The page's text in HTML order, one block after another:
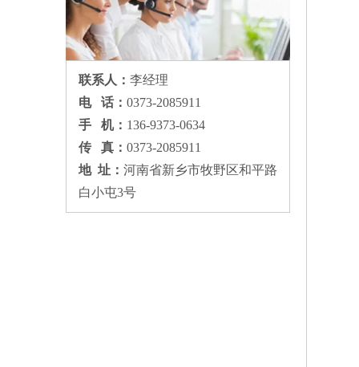
联系人： 李经理
电 话： 0373-2085911
手 机： 136-9373-0634
传 真： 0373-2085911
地 址： 河南省新乡市牧野区和平路
白小屯3号